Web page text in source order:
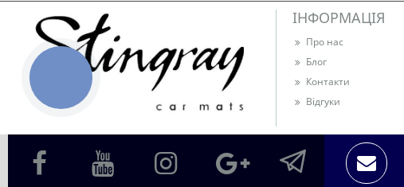
ІНФОРМАЦІЯ
Про нас
Блог
Контакти
Відгуки